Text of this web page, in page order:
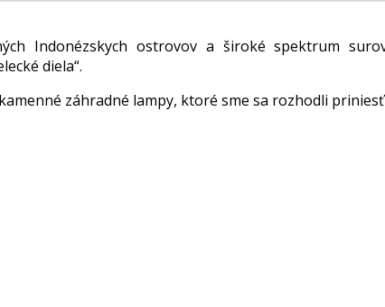
Indonézskych ostrovov a široké spektrum
diela“.
záhradné lampy, ktoré sme sa rozhodli